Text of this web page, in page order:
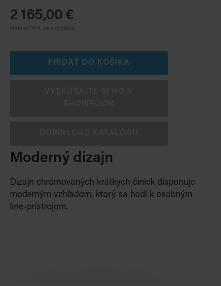
2 165,00 €
Vrátane DPH., plus dodávka
PRIDAŤ DO KOŠÍKA
Moderný dizajn
Dizajn chrómovaných krátkych činiek disponuje
moderným vzhľadom, ktorý sa hodí k osobným
line-prístrojom.